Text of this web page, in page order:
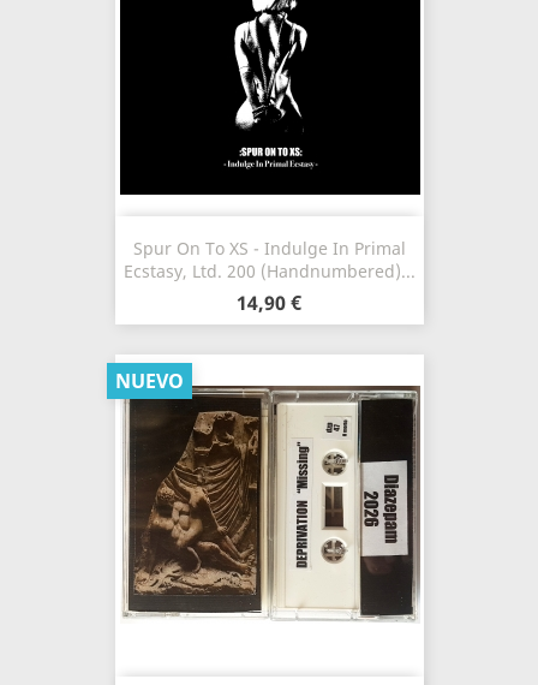
Spur On To XS - Indulge In Primal
Ecstasy, Ltd. 200 (Handnumbered)...
14,90 €
NUEVO